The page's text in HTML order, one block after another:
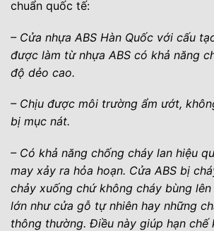
chuẩn quốc tế:
– Cửa nhựa ABS Hàn Quốc với cấu
được làm từ nhựa ABS có khả năng
độ dẻo cao.
– Chịu được môi trường ẩm ướt,
bị mục nát.
– Có khả năng chống cháy lan hiệu
may xảy ra hỏa hoạn. Cửa ABS bị
chảy xuống chứ không cháy bùng
lớn như cửa gỗ tự nhiên hay những
thông thường. Điều này giúp hạn chế